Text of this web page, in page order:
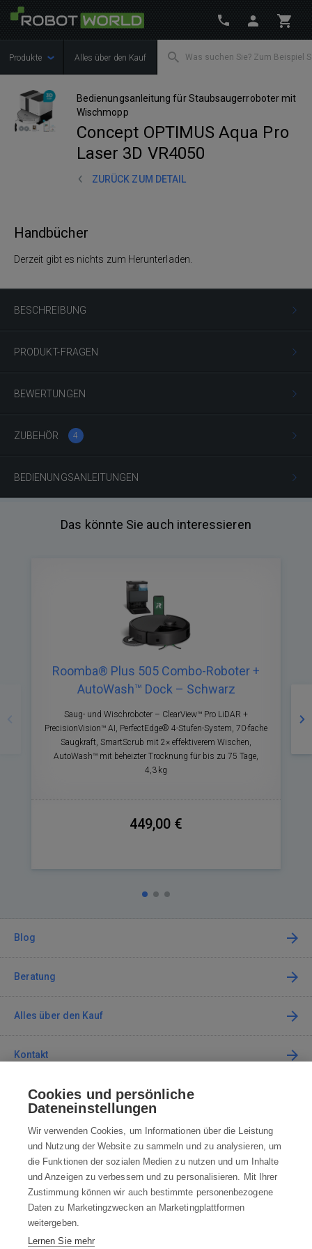
Produkte Alles über den Kauf
Bedienungsanleitung für Staubsaugerroboter mit
Wischmopp
Concept OPTIMUS Aqua Pro
Laser 3D VR4050
ZURÜCK ZUM DETAIL
BESCHREIBUNG
PRODUKT-FRAGEN
BEWERTUNGEN
ZUBEHÖR 4
BEDIENUNGSANLEITUNGEN
Handbücher
Derzeit gibt es nichts zum Herunterladen.
Das könnte Sie auch interessieren
Roomba® Plus 505 Combo-Roboter +
AutoWash™ Dock – Schwarz
Saug- und Wischroboter – ClearView™ Pro LiDAR +
PrecisionVision™ AI, PerfectEdge® 4-Stufen-System, 70-fache
Saugkraft, SmartScrub mit 2× effektiverem Wischen,
AutoWash™ mit beheizter Trocknung für bis zu 75 Tage,
4,3 kg
449,00 €
Blog
Beratung
Alles über den Kauf
Kontakt
Kontaktieren Sie uns
info@robotworld.de
+49 25 197 159 962 Mo-Fr 8:00—16:00 Uhr
ALLE KONTAKTE
WIDERRUFSBELEHRUNG
Cookies und persönliche
Dateneinstellungen
Wir verwenden Cookies, um Informationen über die Leistung
und Nutzung der Website zu sammeln und zu analysieren, um
die Funktionen der sozialen Medien zu nutzen und um Inhalte
und Anzeigen zu verbessern und zu personalisieren. Mit Ihrer
Zustimmung können wir auch bestimmte personenbezogene
Daten zu Marketingzwecken an Marketingplattformen
weitergeben.
Lernen Sie mehr